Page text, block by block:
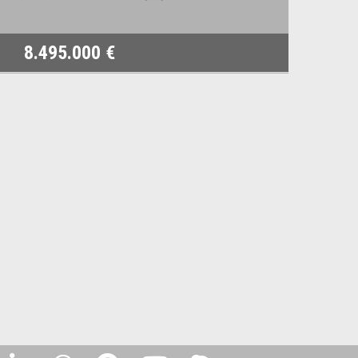
8.495.000 €